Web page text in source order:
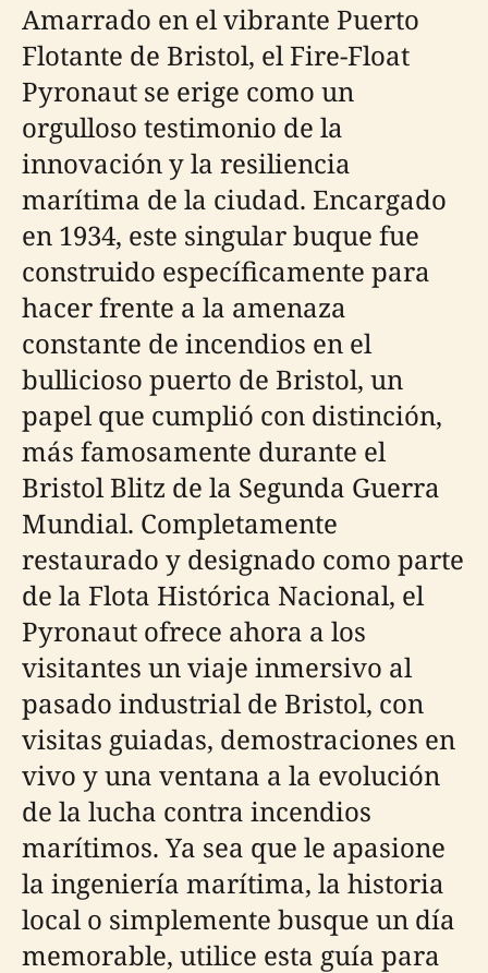
Amarrado en el vibrante Puerto
Flotante de Bristol, el Fire-Float
Pyronaut se erige como un
orgulloso testimonio de la
innovación y la resiliencia
marítima de la ciudad. Encargado
en 1934, este singular buque fue
construido específicamente para
hacer frente a la amenaza
constante de incendios en el
bullicioso puerto de Bristol, un
papel que cumplió con distinción,
más famosamente durante el
Bristol Blitz de la Segunda Guerra
Mundial. Completamente
restaurado y designado como parte
de la Flota Histórica Nacional, el
Pyronaut ofrece ahora a los
visitantes un viaje inmersivo al
pasado industrial de Bristol, con
visitas guiadas, demostraciones en
vivo y una ventana a la evolución
de la lucha contra incendios
marítimos. Ya sea que le apasione
la ingeniería marítima, la historia
local o simplemente busque un día
memorable, utilice esta guía para